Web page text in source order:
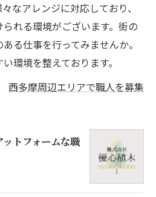
なアレンジに対応しており、
れる環境がございます。街の
る仕事を行ってみませんか。
環境を整えております。
西多摩周辺エリアで職人を募集
ットフォームな職